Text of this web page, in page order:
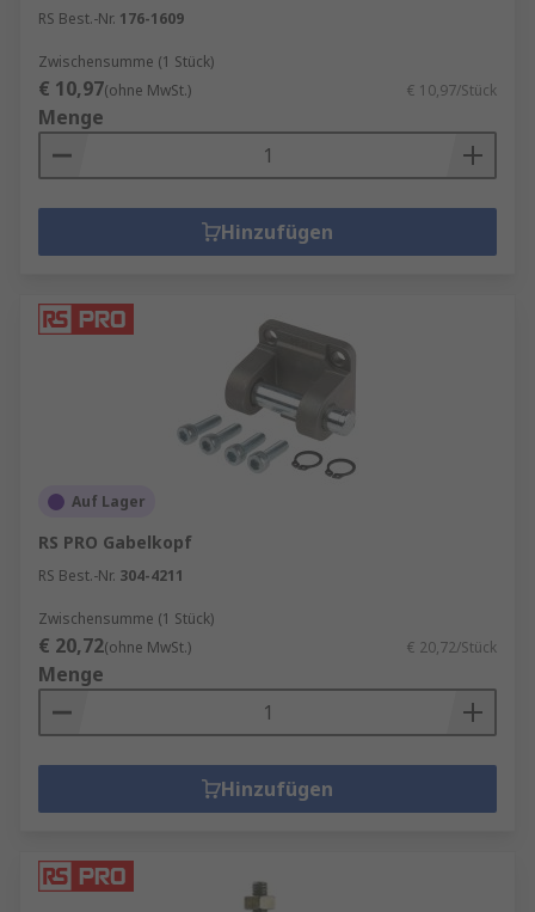
RS Best.-Nr. 176-1609
Zwischensumme (1 Stück)
€ 10,97(ohne MwSt.) € 10,97/Stück
Menge
Hinzufügen
Auf Lager
RS PRO Gabelkopf
RS Best.-Nr. 304-4211
Zwischensumme (1 Stück)
€ 20,72(ohne MwSt.) € 20,72/Stück
Menge
Hinzufügen